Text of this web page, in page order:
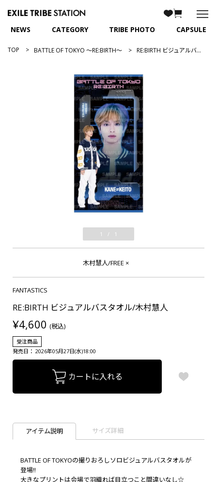
NEWS CATEGORY TRIBE PHOTO CAPSULE
TOP BATTLE OF TOKYO ～RE:BIRTH～ RE:BIRTH ビジュアルバスタオル/木村慧人
1 / 1
木村慧人/FREE ×
FANTASTICS
RE:BIRTH ビジュアルバスタオル/木村慧人
¥4,600 (税込)
受注商品
発売日： 2026年05月27日(水)18:00
カートに入れる
アイテム説明 サイズ詳細
BATTLE OF TOKYOの撮りおろしソロビジュアルバスタオルが
登場!!
大きなプリントは会場で羽織れば目立つこと間違いなし☆